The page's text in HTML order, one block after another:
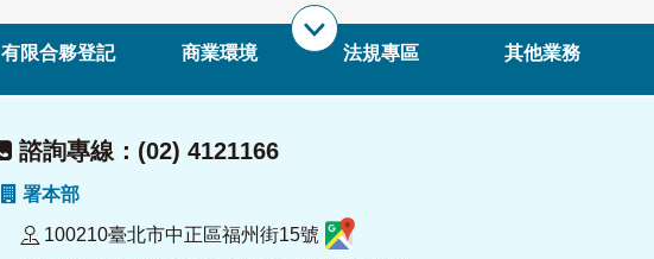
有限合夥登記 商業環境 法規專區 其他業務
諮詢專線：(02) 4121166
署本部
100210臺北市中正區福州街15號